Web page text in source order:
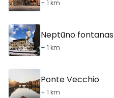
+ 1 km
Neptūno fontanas
+ 1 km
Ponte Vecchio
+ 1 km